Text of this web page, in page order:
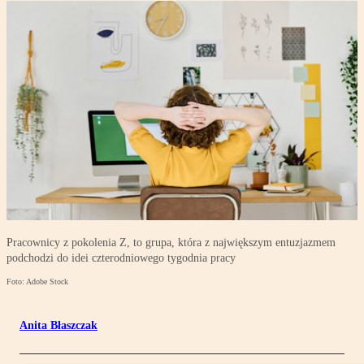
Pracownicy z pokolenia Z, to grupa, która z największym entuzjazmem
podchodzi do idei czterodniowego tygodnia pracy
Foto: Adobe Stock
Anita Błaszczak